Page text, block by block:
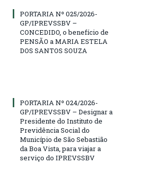
PORTARIA Nº 025/2026-
GP/IPREVSSBV –
CONCEDIDO, o benefício de
PENSÃO a MARIA ESTELA
DOS SANTOS SOUZA
PORTARIA Nº 024/2026-
GP/IPREVSSBV – Designar a
Presidente do Instituto de
Previdência Social do
Município de São Sebastião
da Boa Vista, para viajar a
serviço do IPREVSSBV